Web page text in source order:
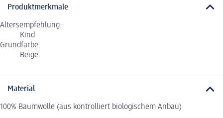
Produktmerkmale
Altersempfehlung:
Kind
Grundfarbe:
Beige
Material
100% Baumwolle (aus kontrolliert biologischem Anbau)